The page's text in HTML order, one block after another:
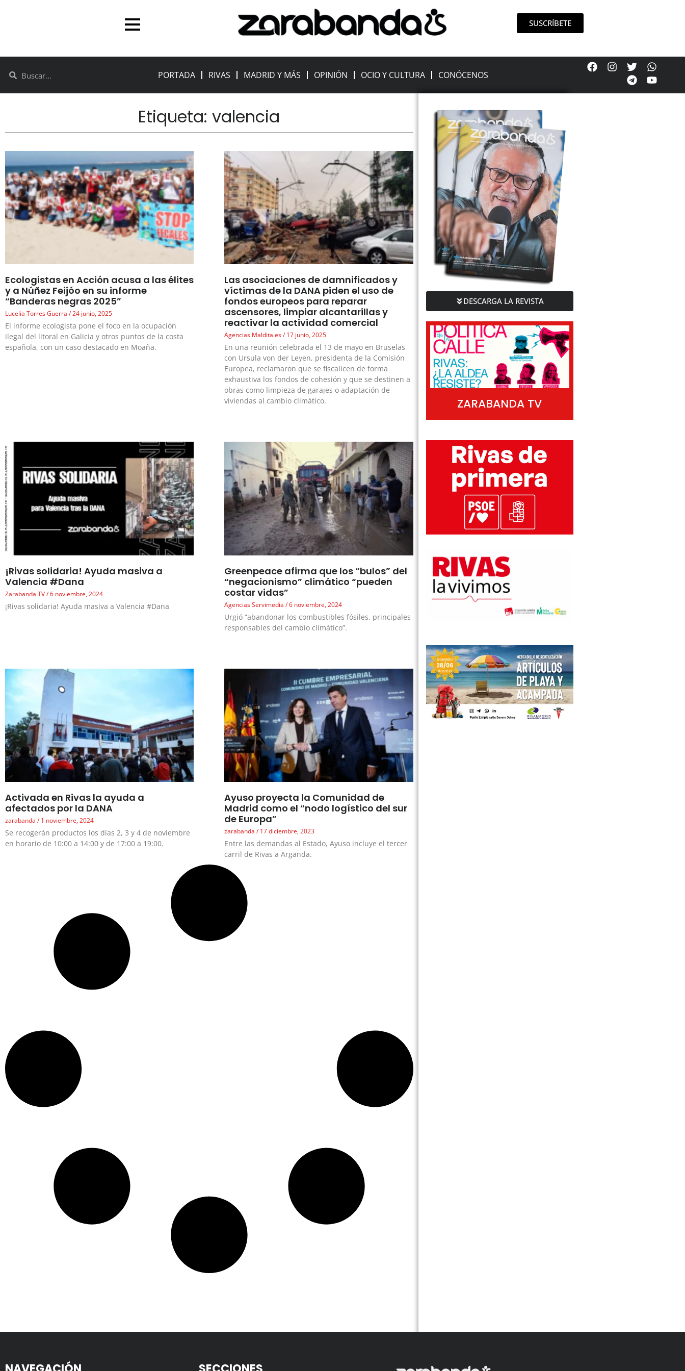
SUSCRÍBETE
PORTADA RIVAS MADRID Y MÁS OPINIÓN OCIO Y CULTURA CONÓCENOS
Etiqueta: valencia
Ecologistas en Acción acusa a las élites
y a Núñez Feijóo en su informe
“Banderas negras 2025”
Lucelia Torres Guerra 24 junio, 2025
El informe ecologista pone el foco en la ocupación
ilegal del litoral en Galicia y otros puntos de la costa
española, con un caso destacado en Moaña.
Las asociaciones de damnificados y
víctimas de la DANA piden el uso de
fondos europeos para reparar
ascensores, limpiar alcantarillas y
reactivar la actividad comercial
Agencias Maldita.es 17 junio, 2025
En una reunión celebrada el 13 de mayo en Bruselas
con Ursula von der Leyen, presidenta de la Comisión
Europea, reclamaron que se fiscalicen de forma
exhaustiva los fondos de cohesión y que se destinen a
obras como limpieza de garajes o adaptación de
viviendas al cambio climático.
¡Rivas solidaria! Ayuda masiva a
Valencia #Dana
Zarabanda TV 6 noviembre, 2024
¡Rivas solidaria! Ayuda masiva a Valencia #Dana
Greenpeace afirma que los “bulos” del
“negacionismo” climático “pueden
costar vidas”
Agencias Servimedia 6 noviembre, 2024
Urgió “abandonar los combustibles fósiles, principales
responsables del cambio climático”.
Activada en Rivas la ayuda a
afectados por la DANA
zarabanda 1 noviembre, 2024
Se recogerán productos los días 2, 3 y 4 de noviembre
en horario de 10:00 a 14:00 y de 17:00 a 19:00.
Ayuso proyecta la Comunidad de
Madrid como el “nodo logístico del sur
de Europa”
zarabanda 17 diciembre, 2023
Entre las demandas al Estado, Ayuso incluye el tercer
carril de Rivas a Arganda.
DESCARGA LA REVISTA
ZARABANDA TV